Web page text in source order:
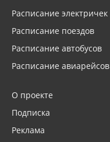
Расписание электричек
Расписание поездов
Расписание автобусов
Расписание авиарейсов
О проекте
Подписка
Реклама